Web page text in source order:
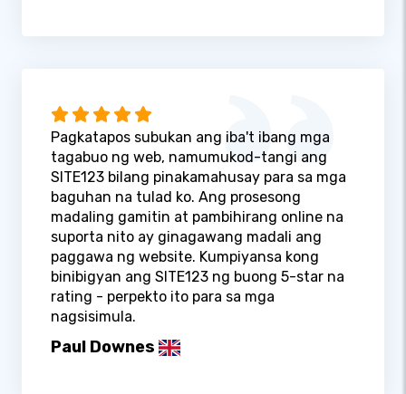
Pagkatapos subukan ang iba't ibang mga
tagabuo ng web, namumukod-tangi ang
SITE123 bilang pinakamahusay para sa mga
baguhan na tulad ko. Ang prosesong
madaling gamitin at pambihirang online na
suporta nito ay ginagawang madali ang
paggawa ng website. Kumpiyansa kong
binibigyan ang SITE123 ng buong 5-star na
rating - perpekto ito para sa mga
nagsisimula.
Paul Downes